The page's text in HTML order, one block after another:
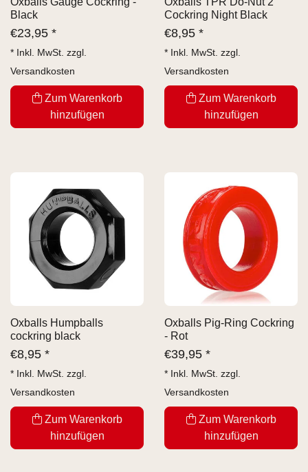
Black
€23,95 *
* Inkl. MwSt. zzgl.
Versandkosten
Zum Warenkorb
hinzufügen
Cockring Night Black
€8,95 *
* Inkl. MwSt. zzgl.
Versandkosten
Zum Warenkorb
hinzufügen
Oxballs Humpballs
cockring black
€8,95 *
* Inkl. MwSt. zzgl.
Versandkosten
Zum Warenkorb
hinzufügen
Oxballs Pig-Ring Cockring
- Rot
€39,95 *
* Inkl. MwSt. zzgl.
Versandkosten
Zum Warenkorb
hinzufügen